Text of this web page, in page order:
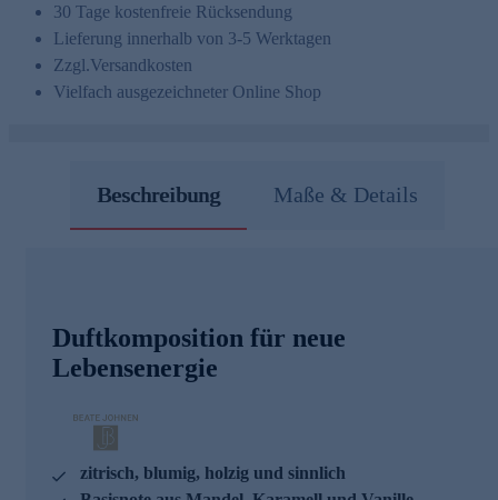
30 Tage kostenfreie Rücksendung
Lieferung innerhalb von 3-5 Werktagen
Zzgl.Versandkosten
Vielfach ausgezeichneter Online Shop
Beschreibung Maße & Details
Duftkomposition für neue
Lebensenergie
zitrisch, blumig, holzig und sinnlich